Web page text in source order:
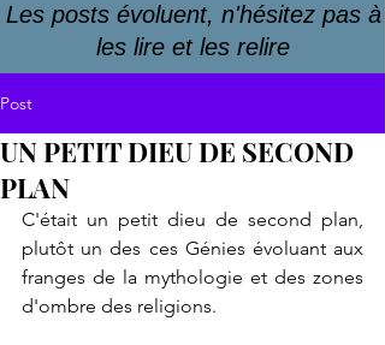
Les posts évoluent, n'hésitez pas à
les lire et les relire
Post
UN PETIT DIEU DE SECOND
PLAN
C'était un petit dieu de second plan,
plutôt un des ces Génies évoluant aux
franges de la mythologie et des zones
d'ombre des religions.